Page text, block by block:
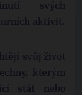
svých
aktivit.
svůj život
kterým
stát nebo